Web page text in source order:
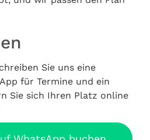
Sie uns eine
für Termine und ein
Sie sich Ihren Platz online